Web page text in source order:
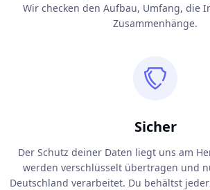
Wir checken den Aufbau, Umfang, die
Zusammenhänge.
Sicher
Der Schutz deiner Daten liegt uns am
werden verschlüsselt übertragen und
Deutschland verarbeitet. Du behältst